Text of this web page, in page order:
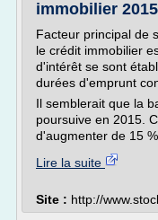
immobilier
Facteur principal de
le crédit immobilier
d'intérêt se sont
durées d'emprunt
Il semblerait que la
poursuive en 2015.
d'augmenter de 15 %
Lire la suite
Site : http://